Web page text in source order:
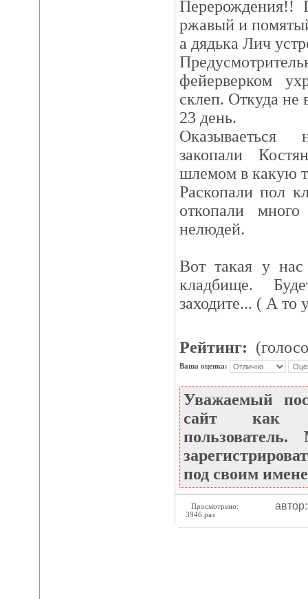
Перерождения!!
ржавый и
а дядька Лич
фейерверком
склеп. Откуда не
23 день.
закопали
шлемом в какую
Раскопали пол
откопали
нелюдей.
Вот такая у нас
кладбище.
заходите... ( А то
Рейтинг:
Ваша оценка:
Уважаемый
сайт как
под своим
Просмотрено:
3946 раз